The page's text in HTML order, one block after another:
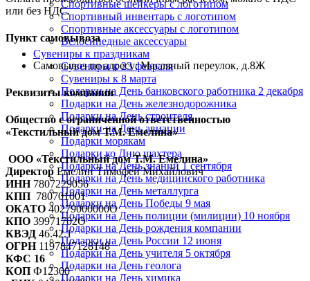
Спортивные шейкеры с логотипом
Спортивный инвентарь с логотипом
Спортивные аксессуары с логотипом
Велосипедные аксессуары
Сувениры к праздникам
Сувениры к 23 февраля
Сувениры к 8 марта
Подарки на День банковского работника 2 декабря
Подарки на День железнодорожника
Подарки на День строителя
Подарки на День авиации
Подарки морякам
Подарки ко Дню шахтера
Подарки на День знаний 1 сентября
Подарки на День медицинского работника
Подарки на День металлурга
Подарки на День Победы 9 мая
Подарки на День полиции (милиции) 10 ноября
Подарки на День рождения компании
Подарки на День России 12 июня
Подарки на День учителя 5 октября
Подарки на День геолога
Подарки на День химика
или без НДС.
Пункт самовывоза
Самовывоз по адресу: Масляный переулок, д.8Ж
Реквизиты компании
Общество с ограниченной ответственностью
«Текстильный дом Т.М. Емелина»
ООО «Текстильный дом Т.М. Емелина»
Директор Емелин Тимофей Михайлович
ИНН 7807229056
КПП 780701001
ОКАТО 40279000000О
КПО 39971702О
КВЭД 46.42.1
ОГРН1197847128148
КФС 16
КОП Ф12300